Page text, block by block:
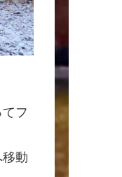
フ
動